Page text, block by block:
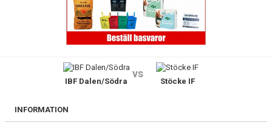
BILDGALLERI
IBF Dalen/Södra
vs
Stöcke IF
INFORMATION